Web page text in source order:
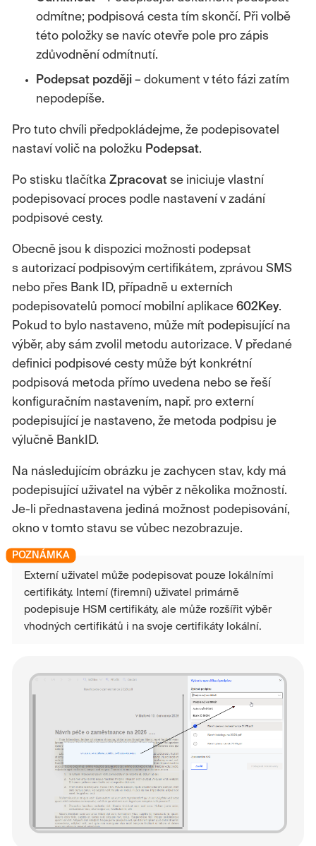
odmítne; podpisová cesta tím skončí. Při volbě
této položky se navíc otevře pole pro zápis
zdůvodnění odmítnutí.
Podepsat později – dokument v této fázi zatím
nepodepíše.
Pro tuto chvíli předpokládejme, že podepisovatel
nastaví volič na položku Podepsat.
Po stisku tlačítka Zpracovat se iniciuje vlastní
podepisovací proces podle nastavení v zadání
podpisové cesty.
Obecně jsou k dispozici možnosti podepsat
s autorizací podpisovým certifikátem, zprávou SMS
nebo přes Bank ID, případně u externích
podepisovatelů pomocí mobilní aplikace 602Key.
Pokud to bylo nastaveno, může mít podepisující na
výběr, aby sám zvolil metodu autorizace. V předané
definici podpisové cesty může být konkrétní
podpisová metoda přímo uvedena nebo se řeší
konfiguračním nastavením, např. pro externí
podepisující je nastaveno, že metoda podpisu je
výlučně BankID.
Na následujícím obrázku je zachycen stav, kdy má
podepisující uživatel na výběr z několika možností.
Je-li přednastavena jediná možnost podepisování,
okno v tomto stavu se vůbec nezobrazuje.
Externí uživatel může podepisovat pouze lokálními
certifikáty. Interní (firemní) uživatel primárně
podepisuje HSM certifikáty, ale může rozšířit výběr
vhodných certifikátů i na svoje certifikáty lokální.